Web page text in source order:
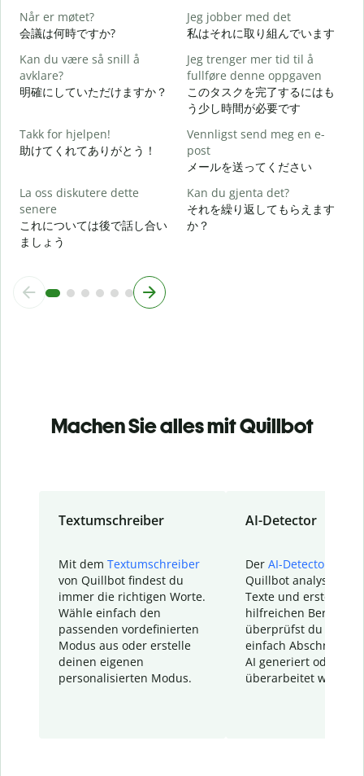
Når er møtet?
会議は何時ですか?
Jeg jobber med det
私はそれに取り組んでいます
Kan du være så snill å
avklare?
明確にしていただけますか？
Jeg trenger mer tid til å
fullføre denne oppgaven
このタスクを完了するにはも
う少し時間が必要です
Takk for hjelpen!
助けてくれてありがとう！
Vennligst send meg en e-
post
メールを送ってください
La oss diskutere dette
senere
これについては後で話し合い
ましょう
Kan du gjenta det?
それを繰り返してもらえます
か？
Machen Sie alles mit Quillbot
Textumschreiber
Mit dem Textumschreiber
von Quillbot findest du
immer die richtigen Worte.
Wähle einfach den
passenden vordefinierten
Modus aus oder erstelle
deinen eigenen
personalisierten Modus.
AI-Detector
Der AI-Detector
Quillbot analysiert
Texte und erstellt
hilfreichen Bericht.
überprüfst du
einfach Abschnitte,
AI generiert oder
überarbeitet wurden.